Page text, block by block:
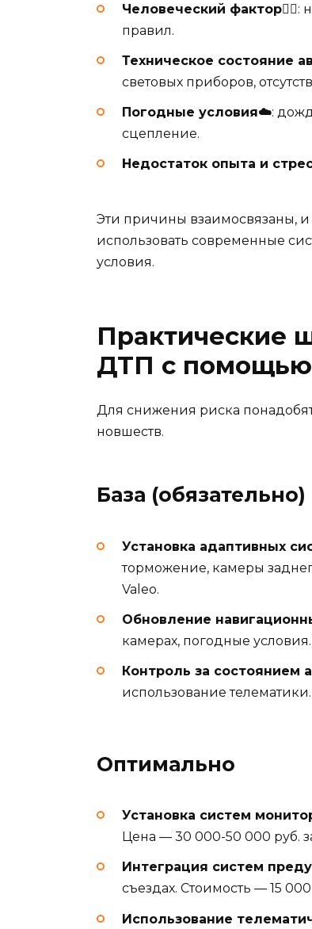
Человеческий фактор🚶‍♂️:
правил.
Техническое состояние
световых приборов,
Погодные условия☁️:
сцепление.
Недостаток опыта и
Эти причины взаимосвязаны,
использовать современные
условия.
Практические
ДТП с помощью
Для снижения риска
новшеств.
База (обязательно)
Установка адаптивных
торможение, камеры
Valeo.
Обновление
камерах, погодные
Контроль за состоянием
использование
Оптимально
Установка систем
Цена — 30 000-50 000 руб.
Интеграция систем
съездах. Стоимость — 15
Использование